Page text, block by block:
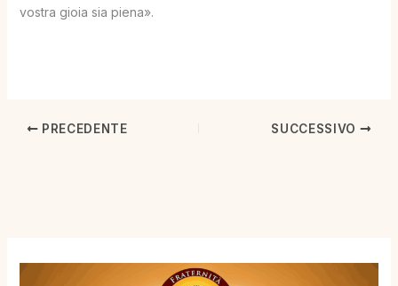
vostra gioia sia piena».
PRECEDENTE SUCCESSIVO